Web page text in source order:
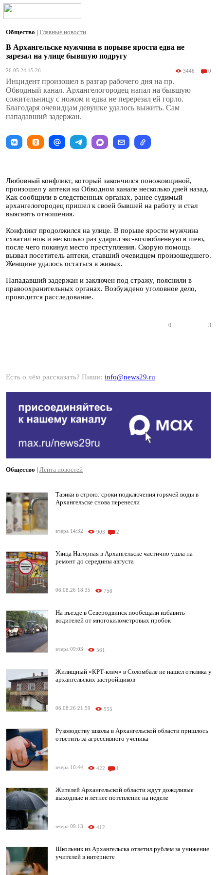
Общество | Главные новости
В Архангельске мужчина в порыве ярости едва не
зарезал на улице бывшую подругу
26.05.24 15:26 3446 0
Инцидент произошел в разгар рабочего дня на пр.
Обводный канал. Архангелогородец напал на бывшую
сожительницу с ножом и едва не перерезал ей горло.
Благодаря очевидцам девушке удалось выжить. Сам
нападавший задержан.
Любовный конфликт, который закончился поножовщиной,
произошел у аптеки на Обводном канале несколько дней назад.
Как сообщили в следственных органах, ранее судимый
архангелогородец пришел к своей бывшей на работу и стал
выяснять отношения.
Конфликт продолжился на улице. В порыве ярости мужчина
схватил нож и несколько раз ударил экс-возлюбленную в шею,
после чего покинул место преступления. Скорую помощь
вызвал посетитель аптеки, ставший очевидцем произошедшего.
Женщине удалось остаться в живых.
Нападавший задержан и заключен под стражу, пояснили в
правоохранительных органах. Возбуждено уголовное дело,
проводится расследование.
0 3
Есть о чём рассказать? Пиши: info@news29.ru
Общество | Лента новостей
Тазики в строю: сроки подключения горячей воды в
Архангельске снова перенесли
вчера 14:32 903 2
Улица Нагорная в Архангельске частично ушла на
ремонт до середины августа
06.08.26 18:35 756
На въезде в Северодвинск пообещали избавить
водителей от многокилометровых пробок
вчера 09:03 561
Жилищный «КРТ-клич» в Соломбале не нашел отклика у
архангельских застройщиков
06.08.26 21:59 555
Руководству школы в Архангельской области пришлось
ответить за агрессивного ученика
вчера 10:44 422 1
Жителей Архангельской области ждут дождливые
выходные и летнее потепление на неделе
вчера 09:13 412
Школьник из Архангельска ответил рублем за унижение
учителей в интернете